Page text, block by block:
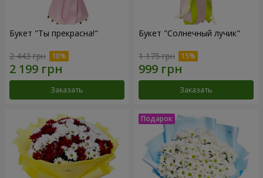
Букет "Ты прекрасна!"
2 443 грн
Заказать
Букет "Солнечный лучик"
1 175 грн
Заказать